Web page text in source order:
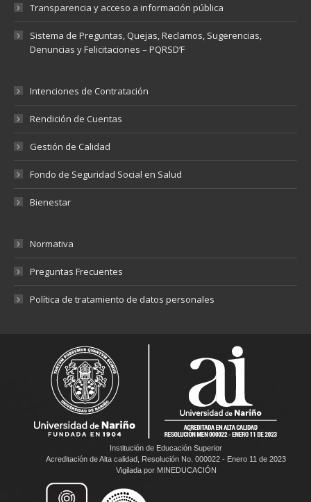
Transparencia y acceso a información pública
Sistema de Preguntas, Quejas, Reclamos, Sugerencias,
Denuncias y Felicitaciones – PQRSD’F
Intenciones de Contratación
Rendición de Cuentas
Gestión de Calidad
Fondo de Seguridad Social en Salud
Bienestar
Normativa
Preguntas Frecuentes
Política de tratamiento de datos personales
Institución de Educación Superior
Acreditación de Alta calidad, Resolución No. 000022 - Enero 11 de 2023
Vigilada por MINEDUCACIÓN